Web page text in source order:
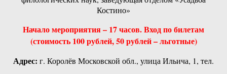
Костино»
Начало мероприятия – 17 часов. Вход по билетам
(стоимость 100 рублей, 50 рублей – льготные)
Адрес: г. Королёв Московской обл., улица Ильича, 1, тел.